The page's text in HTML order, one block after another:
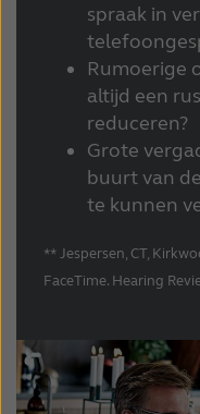
spraak in
Rumoerige
altijd een
reduceren?
Grote
buurt van
te kunnen
** Jespersen, CT,
FaceTime. Hearing